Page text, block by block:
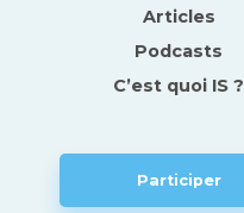
Articles
Podcasts
C’est quoi IS ?
Participer